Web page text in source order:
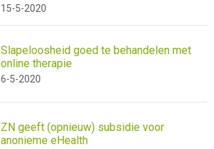
15-5-2020
Slapeloosheid goed te behandelen met
online therapie
6-5-2020
ZN geeft (opnieuw) subsidie voor
anonieme eHealth